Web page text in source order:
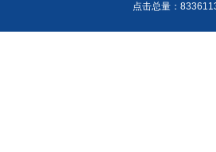
点击总量：